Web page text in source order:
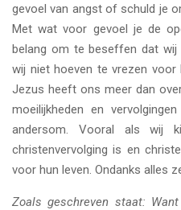
gevoel van angst of schuld je
Met wat voor gevoel je de
belang om te beseffen dat wij
wij niet hoeven te vrezen voor
Jezus heeft ons meer dan
moeilijkheden en
andersom. Vooral als wij
christenvervolging is en
voor hun leven. Ondanks alles
Zoals geschreven staat: